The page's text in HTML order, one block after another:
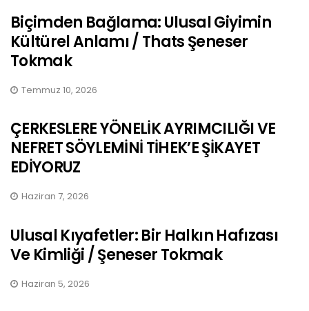
Biçimden Bağlama: Ulusal Giyimin
Kültürel Anlamı / Thats Şeneser
Tokmak
Temmuz 10, 2026
ÇERKESLERE YÖNELİK AYRIMCILIĞI VE
NEFRET SÖYLEMİNİ TİHEK’E ŞİKAYET
EDİYORUZ
Haziran 7, 2026
Ulusal Kıyafetler: Bir Halkın Hafızası
Ve Kimliği / Şeneser Tokmak
Haziran 5, 2026